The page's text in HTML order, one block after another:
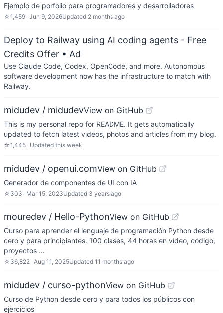
Ejemplo de porfolio para programadores y desarrolladores
☆1,459 Jun 9, 2026Updated 2 months ago
Deploy to Railway using AI coding agents - Free
Credits Offer • Ad
Use Claude Code, Codex, OpenCode, and more. Autonomous
software development now has the infrastructure to match with
Railway.
midudev / midudevView on GitHub
This is my personal repo for README. It gets automatically
updated to fetch latest videos, photos and articles from my blog.
☆1,445 Updated this week
midudev / openui.comView on GitHub
Generador de componentes de UI con IA
☆ 303 Mar 15, 2023Updated 3 years ago
mouredev / Hello-PythonView on GitHub
Curso para aprender el lenguaje de programación Python desde
cero y para principiantes. 100 clases, 44 horas en vídeo, código,
proyectos …
☆ 36,822 Aug 11, 2025Updated 11 months ago
midudev / curso-pythonView on GitHub
Curso de Python desde cero y para todos los públicos con
ejercicios